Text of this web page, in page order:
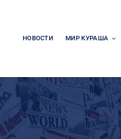
НОВОСТИ МИР КУРАША